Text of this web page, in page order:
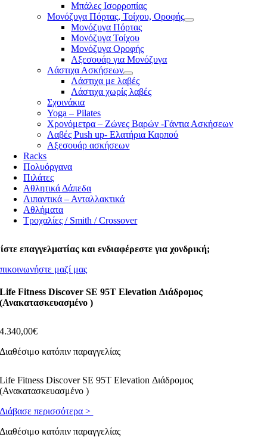
Μπάλες Ισορροπίας
Μονόζυγα Πόρτας, Τοίχου, Οροφής
Μονόζυγα Πόρτας
Μονόζυγα Τοίχου
Μονόζυγα Οροφής
Αξεσουάρ για Μονόζυγα
Λάστιχα Ασκήσεων
Λάστιχα με λαβές
Λάστιχα χωρίς λαβές
Σχοινάκια
Yoga – Pilates
Χρονόμετρα – Ζώνες Βαρών -Γάντια Ασκήσεων
Λαβές Push up- Ελατήρια Καρπού
Αξεσουάρ ασκήσεων
Racks
Πολυόργανα
Πιλάτες
Αθλητικά Δάπεδα
Λιπαντικά – Ανταλλακτικά
Αθλήματα
Τροχαλίες / Smith / Crossover
επαγγελματίας και ενδιαφέρεστε για χονδρική;
μαζί μας
Life Fitness Discover SE 95T Elevation Διάδρομος
(Ανακατασκευασμένο )
4.340,00€
Διαθέσιμο κατόπιν παραγγελίας
Life Fitness Discover SE 95T Elevation Διάδρομος
(Ανακατασκευασμένο )
Διάβασε περισσότερα >
Διαθέσιμο κατόπιν παραγγελίας